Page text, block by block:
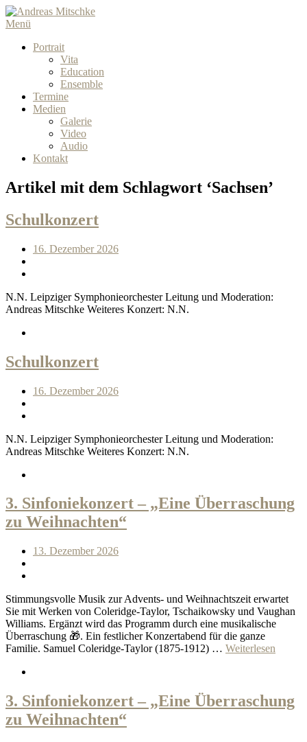
Menü
Portrait
Vita
Education
Ensemble
Termine
Medien
Galerie
Video
Audio
Kontakt
Artikel mit dem Schlagwort ‘Sachsen’
Schulkonzert
16. Dezember 2026
N.N. Leipziger Symphonieorchester Leitung und Moderation:
Andreas Mitschke Weiteres Konzert: N.N.
Schulkonzert
16. Dezember 2026
N.N. Leipziger Symphonieorchester Leitung und Moderation:
Andreas Mitschke Weiteres Konzert: N.N.
3. Sinfoniekonzert – „Eine Überraschung
zu Weihnachten“
13. Dezember 2026
Stimmungsvolle Musik zur Advents- und Weihnachtszeit erwartet
Sie mit Werken von Coleridge-Taylor, Tschaikowsky und Vaughan
Williams. Ergänzt wird das Programm durch eine musikalische
Überraschung 🎁. Ein festlicher Konzertabend für die ganze
Familie. Samuel Coleridge-Taylor (1875-1912) … Weiterlesen
3. Sinfoniekonzert – „Eine Überraschung
zu Weihnachten“